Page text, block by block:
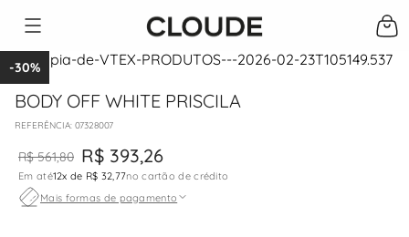
-30%
BODY OFF WHITE PRISCILA
: 07328007
R$ 561,80 R$ 393,26
Em até12x de R$ 32,77no cartão de crédito
Mais formas de pagamento